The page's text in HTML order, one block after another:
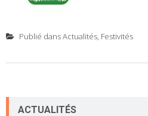
Publié dansActualités, Festivités
ACTUALITÉS